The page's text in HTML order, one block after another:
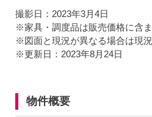
撮影日：2023年3月4日
※家具・調度品は販売価格に含ま
※図面と現況が異なる場合は現況
※更新日：2023年8月24日
物件概要